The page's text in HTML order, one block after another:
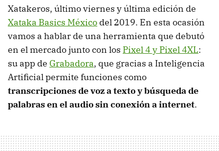
Xatakeros, último viernes y última edición de
Xataka Basics México del 2019. En esta ocasión
vamos a hablar de una herramienta que debutó
en el mercado junto con los Pixel 4 y Pixel 4XL:
su app de Grabadora, que gracias a Inteligencia
Artificial permite funciones como
transcripciones de voz a texto y búsqueda de
palabras en el audio sin conexión a internet.